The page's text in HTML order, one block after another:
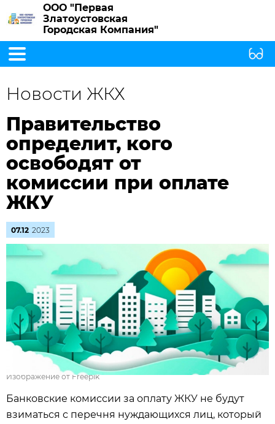
ООО "Первая
Златоустовская
Городская Компания"
Новости ЖКХ
Правительство
определит, кого
освободят от
комиссии при оплате
ЖКУ
07.12 2023
Изображение от Freepik
Банковские комиссии за оплату ЖКУ не будут
взиматься с перечня нуждающихся лиц, который